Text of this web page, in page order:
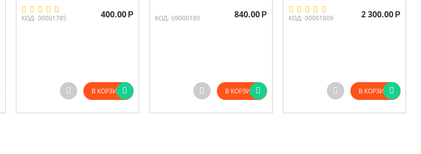
КОД: 00001785 400.00 Р
В КОРЗИНУ
КОД: 09000180 840.00 Р
В КОРЗИНУ
КОД: 00001809 2 300.00 Р
В КОРЗИНУ